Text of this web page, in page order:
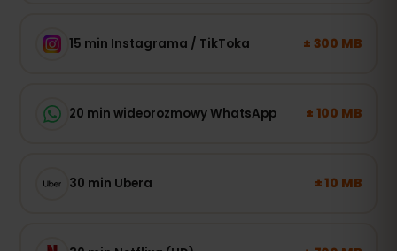
15 min Instagrama / TikToka ± 300 MB
20 min wideorozmowy WhatsApp ± 100 MB
30 min Ubera ± 10 MB